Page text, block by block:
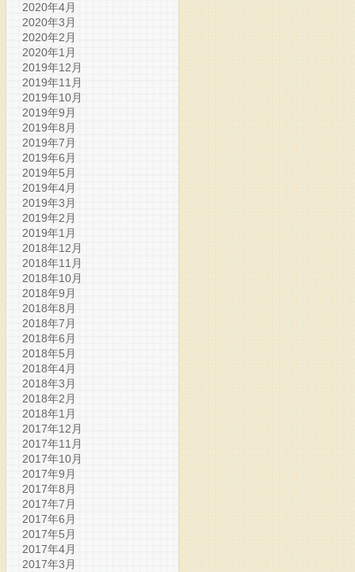
2020年4月
2020年3月
2020年2月
2020年1月
2019年12月
2019年11月
2019年10月
2019年9月
2019年8月
2019年7月
2019年6月
2019年5月
2019年4月
2019年3月
2019年2月
2019年1月
2018年12月
2018年11月
2018年10月
2018年9月
2018年8月
2018年7月
2018年6月
2018年5月
2018年4月
2018年3月
2018年2月
2018年1月
2017年12月
2017年11月
2017年10月
2017年9月
2017年8月
2017年7月
2017年6月
2017年5月
2017年4月
2017年3月